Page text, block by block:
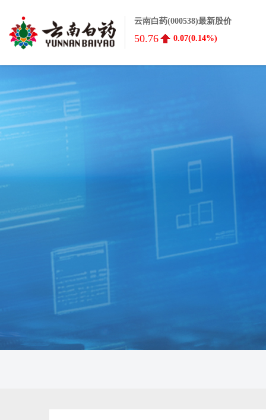
云南白药(000538)最新股价
50.76 0.07(0.14%)